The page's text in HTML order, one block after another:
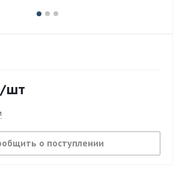
/шт
о поступлении